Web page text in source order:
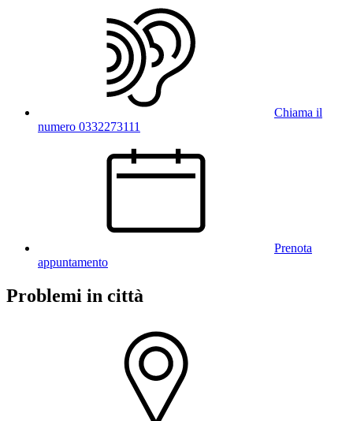
Chiama il
numero 0332273111
Prenota
appuntamento
Problemi in città